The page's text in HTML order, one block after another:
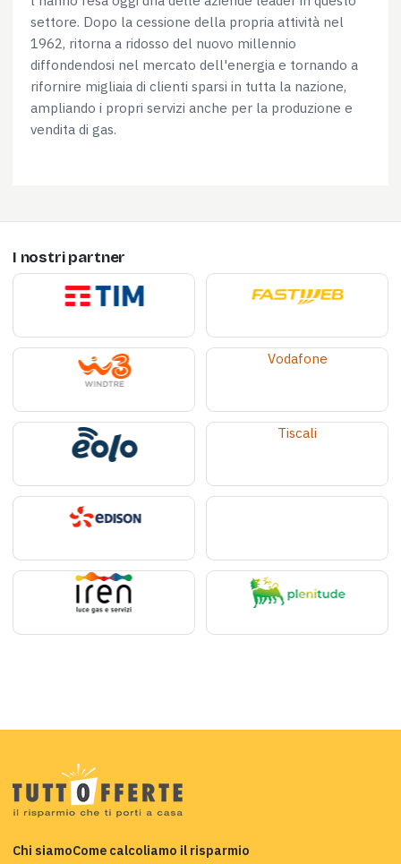
settore. Dopo la cessione della propria attività nel
1962, ritorna a ridosso del nuovo millennio
diffondendosi nel mercato dell'energia e tornando a
rifornire migliaia di clienti sparsi in tutta la nazione,
ampliando i propri servizi anche per la produzione e
vendita di gas.
I nostri partner
Vodafone
Tiscali
Chi siamoCome calcoliamo il risparmio